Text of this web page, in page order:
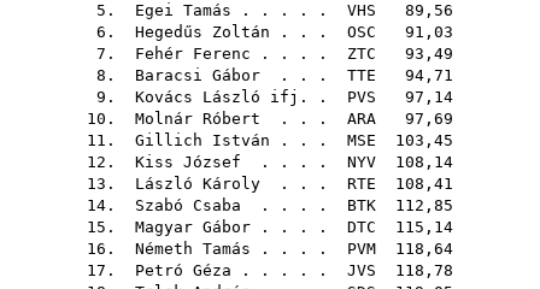
5. Egei Tamás . . . . . VHS 89,56
6. Hegedűs Zoltán . . . OSC 91,03
7. Fehér Ferenc . . . . ZTC 93,49
8. Baracsi Gábor . . . TTE 94,71
9. Kovács László ifj. . PVS 97,14
10. Molnár Róbert . . . ARA 97,69
11. Gillich István . . . MSE 103,45
12. Kiss József . . . . NYV 108,14
13. László Károly . . . RTE 108,41
14. Szabó Csaba . . . . BTK 112,85
15. Magyar Gábor . . . . DTC 115,14
16. Németh Tamás . . . . PVM 118,64
17. Petró Géza . . . . . JVS 118,78